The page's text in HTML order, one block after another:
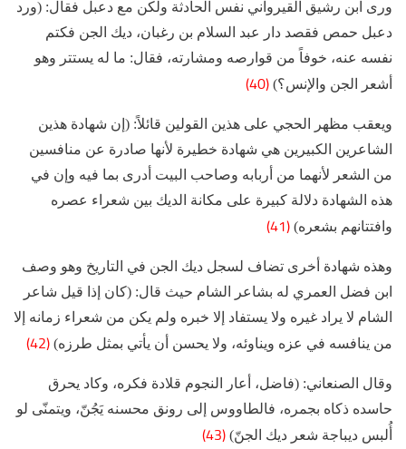
ورى ابن رشيق القيرواني نفس الحادثة ولكن مع دعبل فقال: (ورد
دعبل حمص فقصد دار عبد السلام بن رغبان، ديك الجن فكتم
نفسه عنه، خوفاً من قوارصه ومشارته، فقال: ما له يستتر وهو
أشعر الجن والإنس؟) (40)
ويعقب مظهر الحجي على هذين القولين قائلاً: (إن شهادة هذين
الشاعرين الكبيرين هي شهادة خطيرة لأنها صادرة عن منافسين
من الشعر لأنهما من أربابه وصاحب البيت أدرى بما فيه وإن في
هذه الشهادة دلالة كبيرة على مكانة الديك بين شعراء عصره
وافتتانهم بشعره) (41)
وهذه شهادة أخرى تضاف لسجل ديك الجن في التاريخ وهو وصف
ابن فضل العمري له بشاعر الشام حيث قال: (كان إذا قيل شاعر
الشام لا يراد غيره ولا يستفاد إلا خبره ولم يكن من شعراء زمانه إلا
من ينافسه في عزه ويناوئه، ولا يحسن أن يأتي بمثل طرزه) (42)
وقال الصنعاني: (فاضل، أعار النجوم قلادة فكره، وكاد يحرق
حاسده ذكاه بجمره، فالطاووس إلى رونق محسنه يَجُنّ، ويتمنّى لو
أُلبس ديباجة شعر ديك الجنّ) (43)